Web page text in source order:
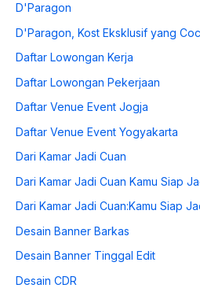
D'Paragon
D'Paragon, Kost Eksklusif yang
Daftar Lowongan Kerja
Daftar Lowongan Pekerjaan
Daftar Venue Event Jogja
Daftar Venue Event Yogyakarta
Dari Kamar Jadi Cuan
Dari Kamar Jadi Cuan Kamu Siap
Dari Kamar Jadi Cuan:Kamu Siap
Desain Banner Barkas
Desain Banner Tinggal Edit
Desain CDR